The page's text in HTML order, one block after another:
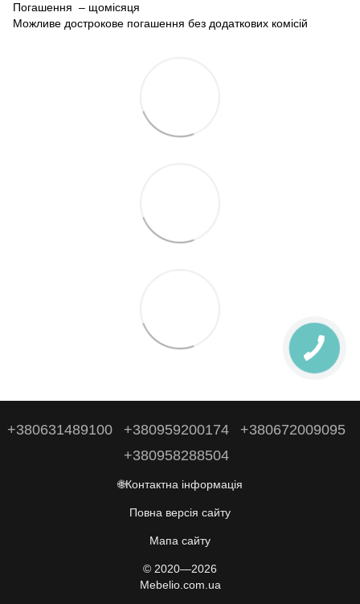
Погашення – щомісяця
Можливе дострокове погашення без додаткових комісій
+380631489100 +380959200174
+380672009095
+380958288504
🌐Контактна інформація
Повна версія сайту
Мапа сайту
© 2020—2026
Mebelio.com.ua